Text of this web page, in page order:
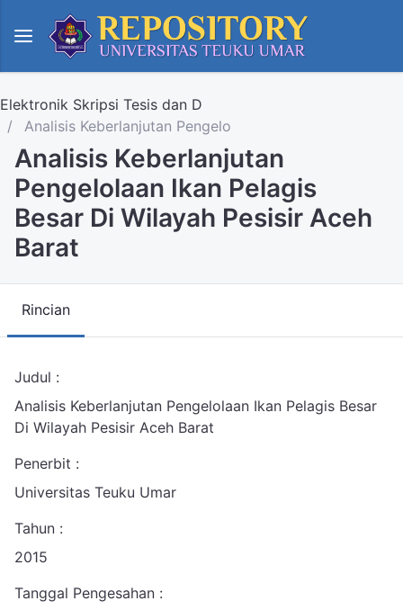
Elektronik Skripsi Tesis dan D
Analisis Keberlanjutan Pengelo
Analisis Keberlanjutan
Pengelolaan Ikan Pelagis
Besar Di Wilayah Pesisir Aceh
Barat
Rincian
Judul :
Analisis Keberlanjutan Pengelolaan Ikan Pelagis Besar
Di Wilayah Pesisir Aceh Barat
Penerbit :
Universitas Teuku Umar
Tahun :
2015
Tanggal Pengesahan :